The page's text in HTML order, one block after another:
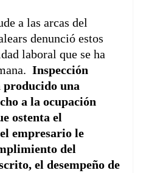
a las arcas del
denunció estos
laboral que se ha
Inspección
producido una
a la ocupación
ostenta el
empresario le
del
el desempeño de